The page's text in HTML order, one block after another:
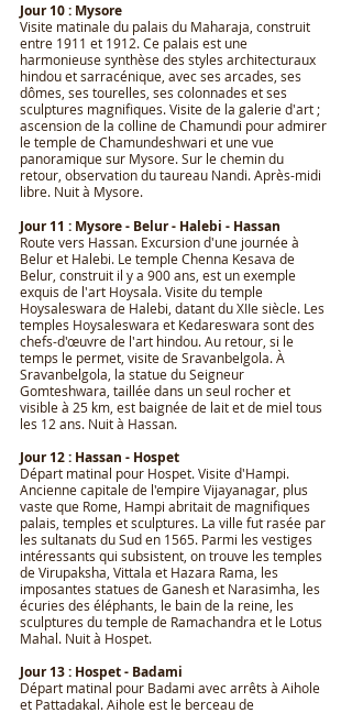
Jour 10 : Mysore
Visite matinale du palais du Maharaja, construit
entre 1911 et 1912. Ce palais est une
harmonieuse synthèse des styles architecturaux
hindou et sarracénique, avec ses arcades, ses
dômes, ses tourelles, ses colonnades et ses
sculptures magnifiques. Visite de la galerie d'art ;
ascension de la colline de Chamundi pour admirer
le temple de Chamundeshwari et une vue
panoramique sur Mysore. Sur le chemin du
retour, observation du taureau Nandi. Après-midi
libre. Nuit à Mysore.
Jour 11 : Mysore - Belur - Halebi - Hassan
Route vers Hassan. Excursion d'une journée à
Belur et Halebi. Le temple Chenna Kesava de
Belur, construit il y a 900 ans, est un exemple
exquis de l'art Hoysala. Visite du temple
Hoysaleswara de Halebi, datant du XIIe siècle. Les
temples Hoysaleswara et Kedareswara sont des
chefs-d'œuvre de l'art hindou. Au retour, si le
temps le permet, visite de Sravanbelgola. À
Sravanbelgola, la statue du Seigneur
Gomteshwara, taillée dans un seul rocher et
visible à 25 km, est baignée de lait et de miel tous
les 12 ans. Nuit à Hassan.
Jour 12 : Hassan - Hospet
Départ matinal pour Hospet. Visite d'Hampi.
Ancienne capitale de l'empire Vijayanagar, plus
vaste que Rome, Hampi abritait de magnifiques
palais, temples et sculptures. La ville fut rasée par
les sultanats du Sud en 1565. Parmi les vestiges
intéressants qui subsistent, on trouve les temples
de Virupaksha, Vittala et Hazara Rama, les
imposantes statues de Ganesh et Narasimha, les
écuries des éléphants, le bain de la reine, les
sculptures du temple de Ramachandra et le Lotus
Mahal. Nuit à Hospet.
Jour 13 : Hospet - Badami
Départ matinal pour Badami avec arrêts à Aihole
et Pattadakal. Aihole est le berceau de